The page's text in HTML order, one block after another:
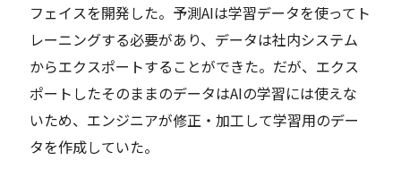
フェイスを開発した。予測AIは学習データを使ってト
レーニングする必要があり、データは社内システム
からエクスポートすることができた。だが、エクス
ポートしたそのままのデータはAIの学習には使えな
いため、エンジニアが修正・加工して学習用のデー
タを作成していた。